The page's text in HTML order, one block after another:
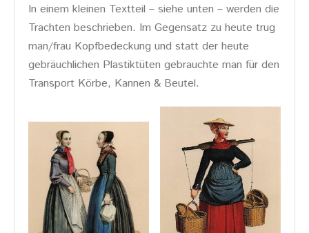
In einem kleinen Textteil – siehe unten – werden die
Trachten beschrieben. Im Gegensatz zu heute trug
man/frau Kopfbedeckung und statt der heute
gebräuchlichen Plastiktüten gebrauchte man für den
Transport Körbe, Kannen & Beutel.